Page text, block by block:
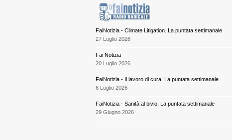
FaiNotizia - Climate Litigation. La puntata settimanale
27 Luglio 2026
Fai Notizia
20 Luglio 2026
FaiNotizia - Il lavoro di cura. La puntata settimanale
6 Luglio 2026
FaiNotizia - Sanità al bivio. La puntata settimanale
29 Giugno 2026